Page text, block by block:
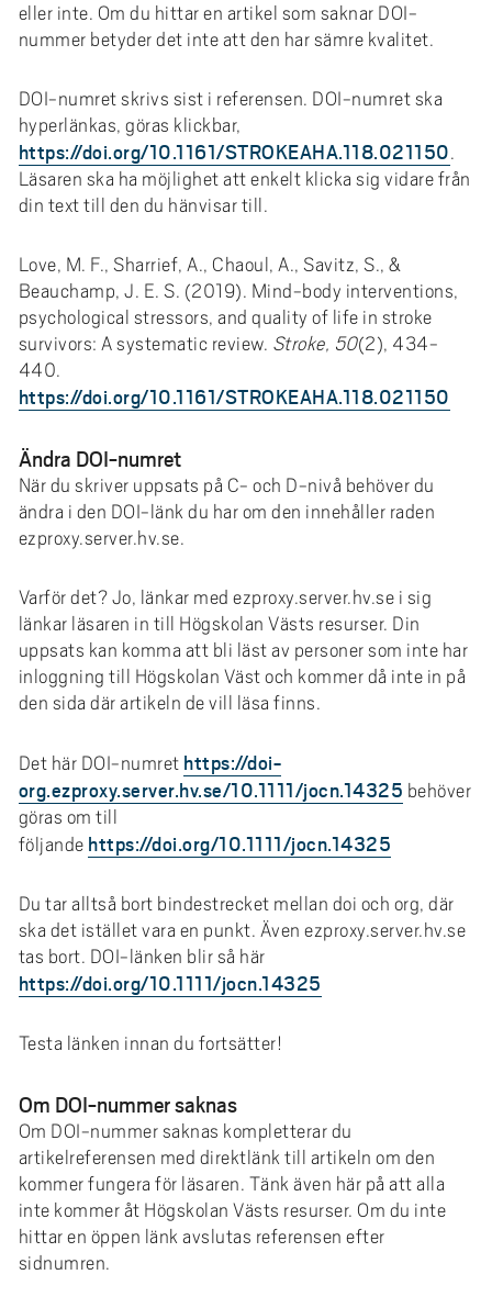
eller inte. Om du hittar en artikel som saknar DOI-
nummer betyder det inte att den har sämre kvalitet.
DOI-numret skrivs sist i referensen. DOI-numret ska
hyperlänkas, göras klickbar,
https://doi.org/10.1161/STROKEAHA.118.021150.
Läsaren ska ha möjlighet att enkelt klicka sig vidare från
din text till den du hänvisar till.
Love, M. F., Sharrief, A., Chaoul, A., Savitz, S., &
Beauchamp, J. E. S. (2019). Mind-body interventions,
psychological stressors, and quality of life in stroke
survivors: A systematic review. Stroke, 50(2), 434-
440.
https://doi.org/10.1161/STROKEAHA.118.021150
Ändra DOI-numret
När du skriver uppsats på C- och D-nivå behöver du
ändra i den DOI-länk du har om den innehåller raden
ezproxy.server.hv.se.
Varför det? Jo, länkar med ezproxy.server.hv.se i sig
länkar läsaren in till Högskolan Västs resurser. Din
uppsats kan komma att bli läst av personer som inte har
inloggning till Högskolan Väst och kommer då inte in på
den sida där artikeln de vill läsa finns.
Det här DOI-numret https://doi-
org.ezproxy.server.hv.se/10.1111/jocn.14325 behöver
göras om till
följande https://doi.org/10.1111/jocn.14325
Du tar alltså bort bindestrecket mellan doi och org, där
ska det istället vara en punkt. Även ezproxy.server.hv.se
tas bort. DOI-länken blir så här
https://doi.org/10.1111/jocn.14325
Testa länken innan du fortsätter!
Om DOI-nummer saknas
Om DOI-nummer saknas kompletterar du
artikelreferensen med direktlänk till artikeln om den
kommer fungera för läsaren. Tänk även här på att alla
inte kommer åt Högskolan Västs resurser. Om du inte
hittar en öppen länk avslutas referensen efter
sidnumren.